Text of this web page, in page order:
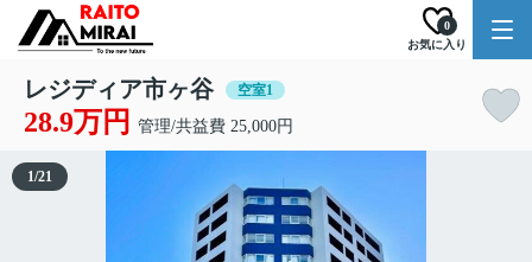
お気に入り
0
レジディア市ヶ谷 空室1
28.9万円 管理/共益費 25,000円
1/21